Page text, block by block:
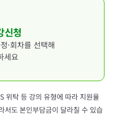
신청
·회차를 선택해
세요
위탁 등 강의 유형에 따라 지원율
서도 본인부담금이 달라질 수 있습